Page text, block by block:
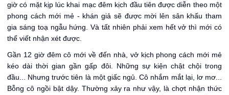
giờ có mặt kịp lúc khai mạc đêm kịch đầu tiên được diễn theo một
phong cách mới mẻ - khán giả sẽ được mời lên sân khấu tham
gia sáng toạ ngẫu hứng. Và tất nhiên phải xem hết vở thì mới có
thể viết nhận xét được.
Gần 12 giờ đêm cô mới về đến nhà, vở kịch phong cách mới mẻ
kéo dài thời gian gần gấp đôi. Những sự kiện chật chội trong
đầu... Nhưng trước tiên là một giấc ngủ. Cô nhắm mắt lại, lơ mơ...
Bỗng cô ngồi bật dậy. Thường xảy ra như vậy, là chợt nhận thức